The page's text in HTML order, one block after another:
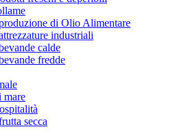
di Olio Alimentare
industriali
calde
fredde
mare
secca